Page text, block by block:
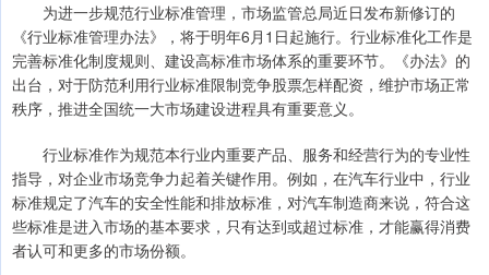
为进一步规范行业标准管理，市场监管总局近日发布新修订的
《行业标准管理办法》，将于明年6月1日起施行。行业标准化工作是
完善标准化制度规则、建设高标准市场体系的重要环节。《办法》的
出台，对于防范利用行业标准限制竞争股票怎样配资，维护市场正常
秩序，推进全国统一大市场建设进程具有重要意义。
行业标准作为规范本行业内重要产品、服务和经营行为的专业性
指导，对企业市场竞争力起着关键作用。例如，在汽车行业中，行业
标准规定了汽车的安全性能和排放标准，对汽车制造商来说，符合这
些标准是进入市场的基本要求，只有达到或超过标准，才能赢得消费
者认可和更多的市场份额。